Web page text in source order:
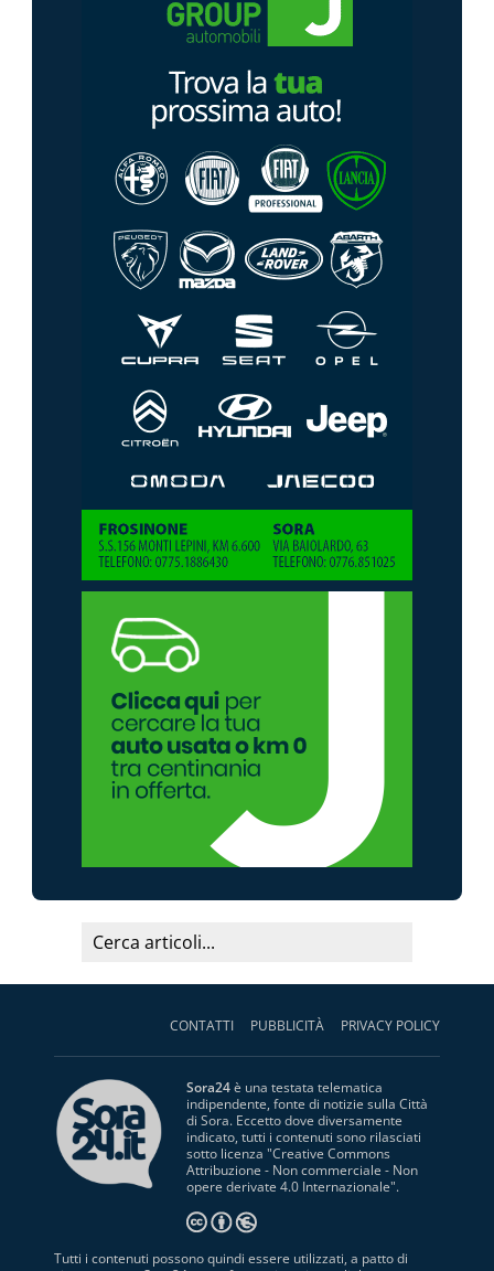
CONTATTI PUBBLICITÀ PRIVACY POLICY
Sora24è una testata telematica
indipendente, fonte di notizie sulla Città
di Sora. Eccetto dove diversamente
indicato, tutti i contenuti sono rilasciati
sotto licenza "Creative Commons
Attribuzione - Non commerciale - Non
opere derivate 4.0 Internazionale".
Tutti i contenuti possono quindi essere utilizzati, a patto di